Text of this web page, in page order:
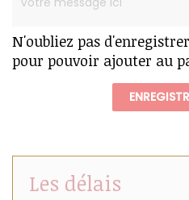
N'oubliez pas
pour pouvoir ajouter au
Les délais